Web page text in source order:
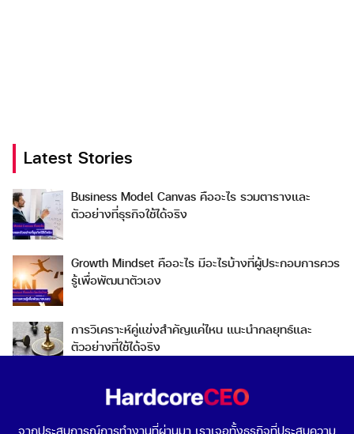
Search
for:
Search
Latest Stories
Business Model Canvas คืออะไร รวมตารางและ
ตัวอย่างที่ธุรกิจใช้ได้จริง
Growth Mindset คืออะไร มีอะไรบ้างที่ผู้ประกอบการควร
รู้เพื่อพัฒนาตัวเอง
การวิเคราะห์คู่แข่งสำคัญแค่ไหน แนะนำกลยุทธ์และ
ตัวอย่างที่ใช้ได้จริง
Go To Market คืออะไร เลือกกลยุทธ์การเข้าสู่ตลาดต่าง